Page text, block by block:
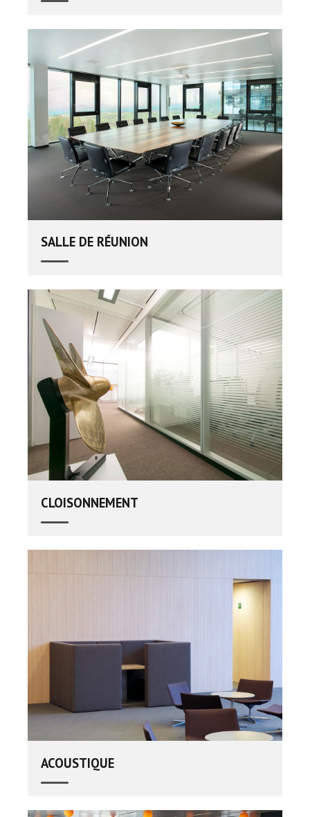
SALLE DE RÉUNION
CLOISONNEMENT
ACOUSTIQUE